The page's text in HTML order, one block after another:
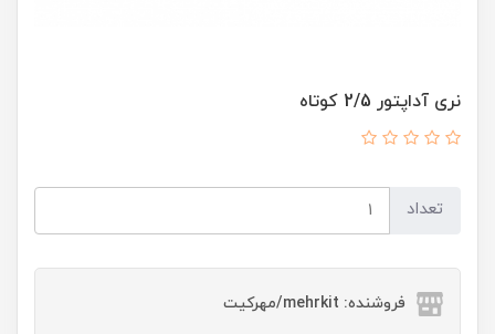
نری آداپتور 2/5 کوتاه
تعداد
فروشنده: mehrkit/مهرکیت